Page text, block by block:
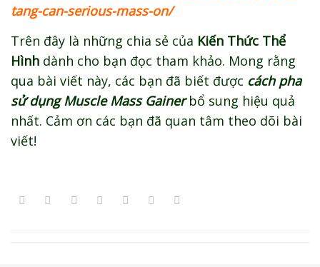
tang-can-serious-mass-on/
Trên đây là những chia sẻ của Kiến Thức Thể
Hình dành cho bạn đọc tham khảo. Mong rằng
qua bài viết này, các bạn đã biết được cách pha
sử dụng Muscle Mass Gainerbổ sung hiệu quả
nhất. Cảm ơn các bạn đã quan tâm theo dõi bài
viết!